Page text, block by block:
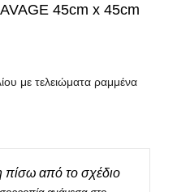
45cm x 45cm
με τελειώματα ραμμένα
από το σχέδιο